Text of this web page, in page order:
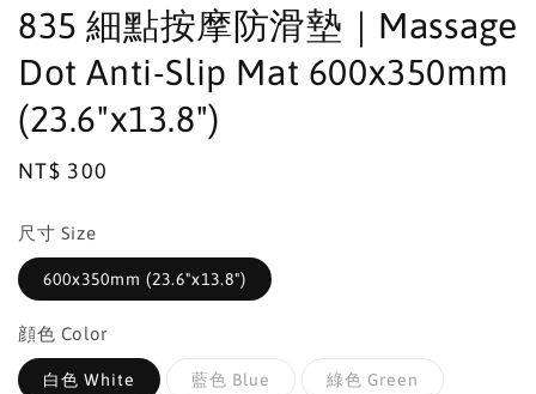
835 細點按摩防滑墊｜Massage
Dot Anti-Slip Mat 600x350mm
(23.6"x13.8")
Regular
NT$ 300
尺寸 Size
600x350mm (23.6"x13.8")
顔色 Color
白色 White 藍色 Blue 綠色 Green